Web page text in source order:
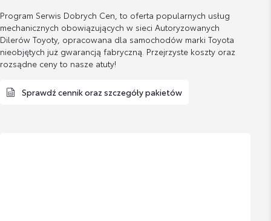
Program Serwis Dobrych Cen, to oferta popularnych usług
mechanicznych obowiązujących w sieci Autoryzowanych
Dilerów Toyoty, opracowana dla samochodów marki Toyota
nieobjętych już gwarancją fabryczną. Przejrzyste koszty oraz
rozsądne ceny to nasze atuty!
Sprawdź cennik oraz szczegóły pakietów